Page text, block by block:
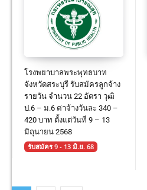
โรงพยาบาลพระพุทธบาท
จังหวัดสระบุรี รับสมัครลูกจ้าง
รายวัน จำนวน 22 อัตรา วุฒิ
ป.6 – ม.6 ค่าจ้างวันละ 340 –
420 บาท ตั้งแต่วันที่ 9 – 13
มิถุนายน 2568
รับสมัคร 9 - 13 มิ.ย. 68